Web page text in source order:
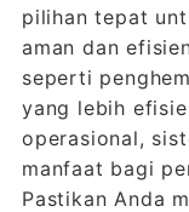
pilihan tepat
aman dan
seperti
yang lebih
operasional,
manfaat bagi
Pastikan Anda